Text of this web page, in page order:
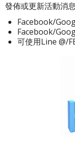
發佈或更新活動消息
Facebook/
Facebook/
可使用Line @/